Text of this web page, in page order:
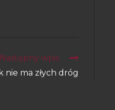
Następny wpis
nie ma złych dróg